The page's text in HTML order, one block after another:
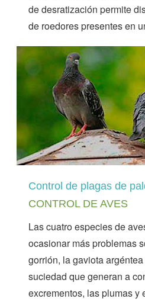
de desratización permite
de roedores presentes en
Control de plagas de
CONTROL DE AVES
Las cuatro especies de
ocasionar más problemas
gorrión, la gaviota
suciedad que generan a
excrementos, las plumas y